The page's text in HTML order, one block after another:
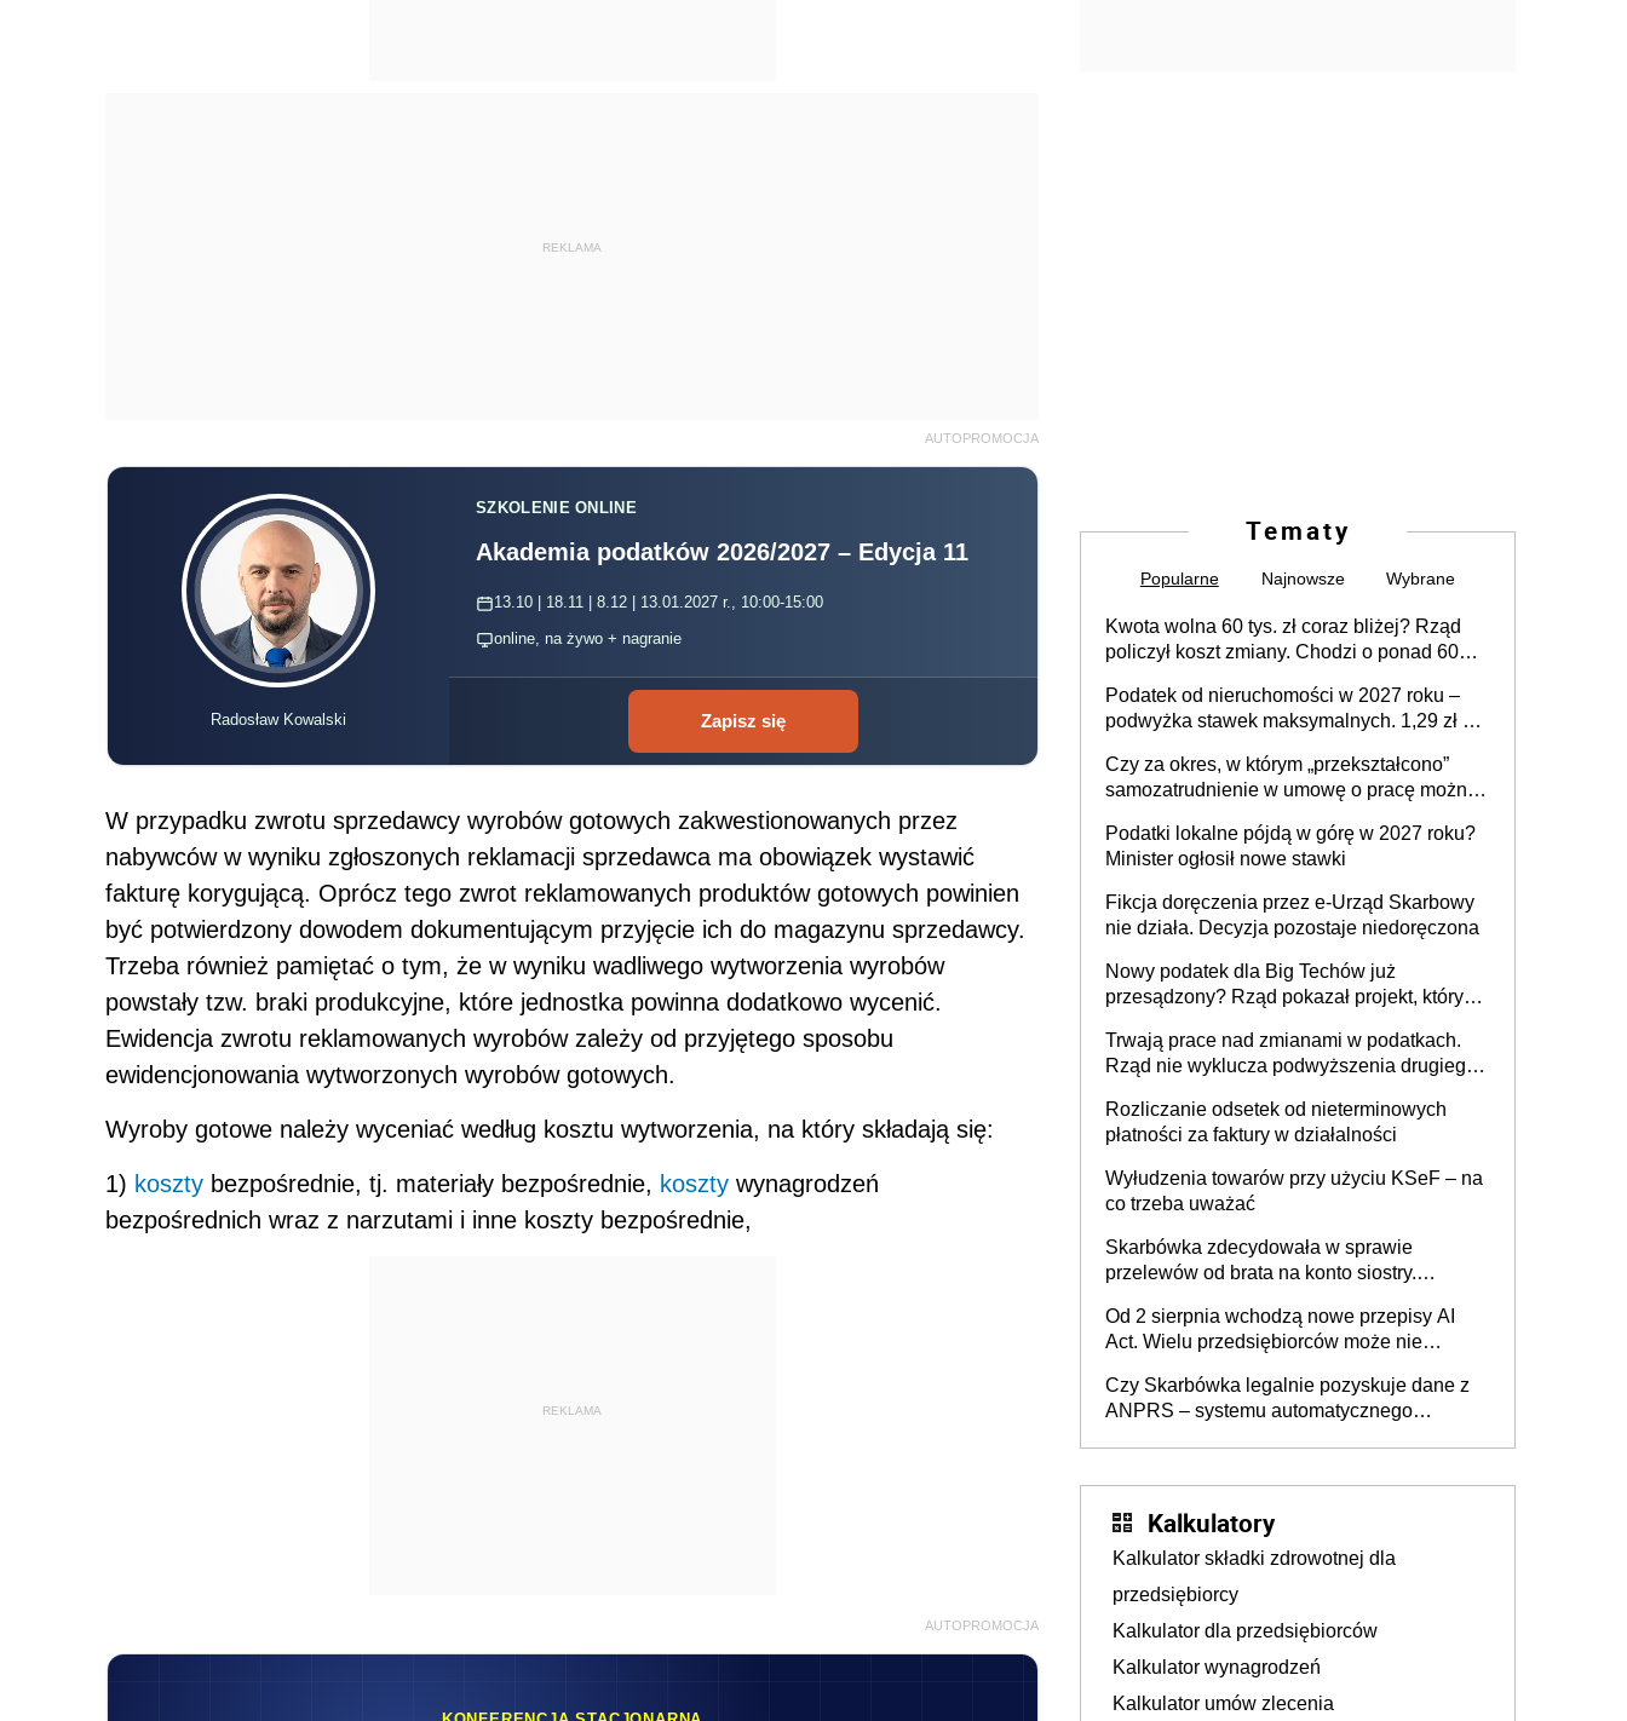
REKLAMA
AUTOPROMOCJA
Radosław Kowalski
SZKOLENIE ONLINE
Akademia podatków 2026/2027 – Edycja 11
13.10 | 18.11 | 8.12 | 13.01.2027 r., 10:00-15:00
online, na żywo + nagranie
Zapisz się
W przypadku zwrotu sprzedawcy wyrobów gotowych zakwestionowanych przez
nabywców w wyniku zgłoszonych reklamacji sprzedawca ma obowiązek wystawić
fakturę korygującą. Oprócz tego zwrot reklamowanych produktów gotowych powinien
być potwierdzony dowodem dokumentującym przyjęcie ich do magazynu sprzedawcy.
Trzeba również pamiętać o tym, że w wyniku wadliwego wytworzenia wyrobów
powstały tzw. braki produkcyjne, które jednostka powinna dodatkowo wycenić.
Ewidencja zwrotu reklamowanych wyrobów zależy od przyjętego sposobu
ewidencjonowania wytworzonych wyrobów gotowych.
Wyroby gotowe należy wyceniać według kosztu wytworzenia, na który składają się:
1) koszty bezpośrednie, tj. materiały bezpośrednie, koszty wynagrodzeń
bezpośrednich wraz z narzutami i inne koszty bezpośrednie,
REKLAMA
AUTOPROMOCJA
Tematy
Popularne Najnowsze Wybrane
Kwota wolna 60 tys. zł coraz bliżej? Rząd
policzył koszt zmiany. Chodzi o ponad 60
Podatek od nieruchomości w 2027 roku –
podwyżka stawek maksymalnych. 1,29 zł za
budynków i lokali związanych z
prowadzeniem działalności gospodarczej
Czy za okres, w którym „przekształcono”
samozatrudnienie w umowę o pracę można
umowy cywilnoprawnej jedynym
racjonalnym wyjściem
Podatki lokalne pójdą w górę w 2027 roku?
Minister ogłosił nowe stawki
Fikcja doręczenia przez e-Urząd Skarbowy
nie działa. Decyzja pozostaje niedoręczona
Nowy podatek dla Big Techów już
przesądzony? Rząd pokazał projekt, który
Trwają prace nad zmianami w podatkach.
Rząd nie wyklucza podwyższenia drugiego
Rozliczanie odsetek od nieterminowych
płatności za faktury w działalności
Wyłudzenia towarów przy użyciu KSeF – na
co trzeba uważać
Skarbówka zdecydowała w sprawie
przelewów od brata na konto siostry.
darowizna, ale podatku jednak nie będzie
Od 2 sierpnia wchodzą nowe przepisy AI
Act. Wielu przedsiębiorców może nie
Czy Skarbówka legalnie pozyskuje dane z
ANPRS – systemu automatycznego
Kalkulatory
Kalkulator składki zdrowotnej dla
przedsiębiorcy
Kalkulator dla przedsiębiorców
Kalkulator wynagrodzeń
Kalkulator umów zlecenia